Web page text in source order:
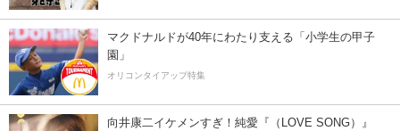
マクドナルドが40年にわたり支える「小学生の甲子
園」
オリコンタイアップ特集
向井康二イケメンすぎ！純愛『（LOVE SONG）』